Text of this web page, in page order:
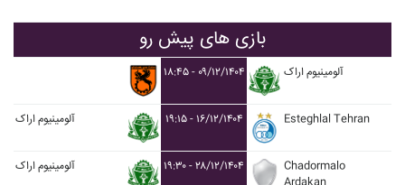
بازی های پیش رو
۱۸:۴۵ - ۰۹/۱۲/۱۴۰۴ آلومينيوم اراک
آلومينيوم اراک ۱۹:۱۵ - ۱۶/۱۲/۱۴۰۴ Esteghlal Tehran
آلومينيوم اراک ۱۹:۳۰ - ۲۸/۱۲/۱۴۰۴
Chadormalo